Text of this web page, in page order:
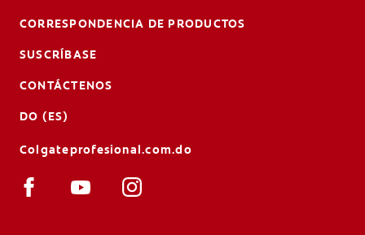
CORRESPONDENCIA DE PRODUCTOS
SUSCRÍBASE
CONTÁCTENOS
DO (ES)
Colgateprofesional.com.do